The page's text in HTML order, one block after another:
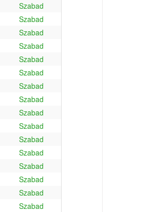
Szabad
Szabad
Szabad
Szabad
Szabad
Szabad
Szabad
Szabad
Szabad
Szabad
Szabad
Szabad
Szabad
Szabad
Szabad
Szabad